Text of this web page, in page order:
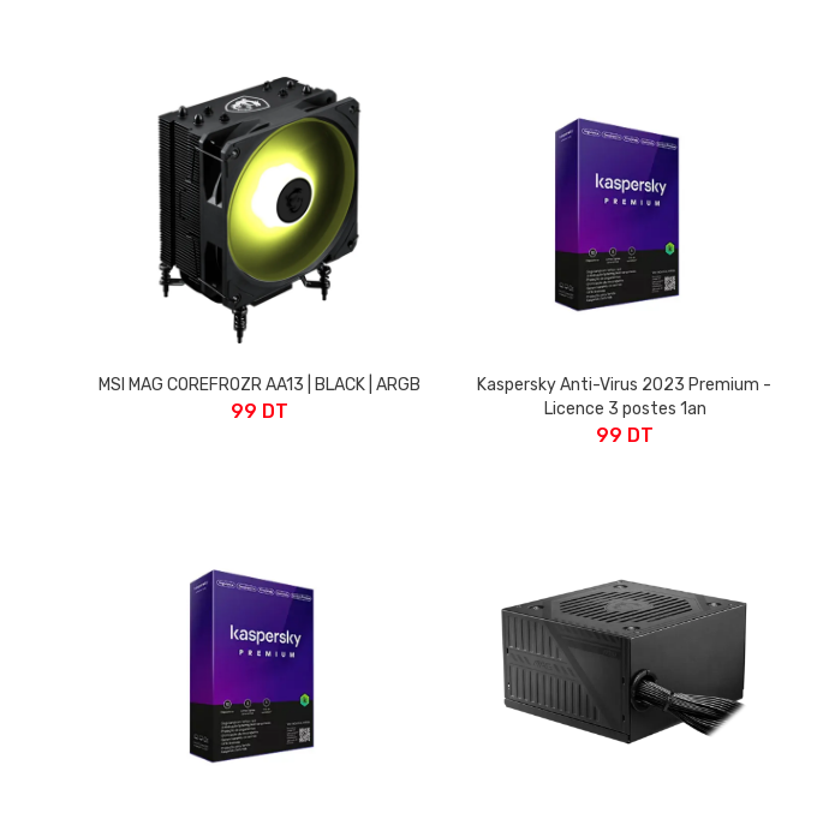
MSI MAG COREFROZR AA13 | BLACK | ARGB
99 DT
Kaspersky Anti-Virus 2023 Premium -
Licence 3 postes 1an
99 DT